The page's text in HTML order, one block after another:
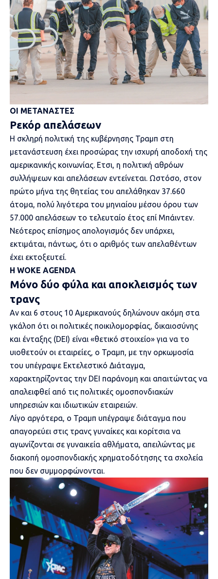
ΟΙ ΜΕΤΑΝΑΣΤΕΣ
Ρεκόρ απελάσεων
Η σκληρή πολιτική της κυβέρνησης Τραμπ στη
μετανάστευση έχει προσώρας την ισχυρή αποδοχή της
αμερικανικής κοινωνίας. Ετσι, η πολιτική αθρόων
συλλήψεων και απελάσεων εντείνεται. Ωστόσο, στον
πρώτο μήνα της θητείας του απελάθηκαν 37.660
άτομα, πολύ λιγότερα του μηνιαίου μέσου όρου των
57.000 απελάσεων το τελευταίο έτος επί Μπάιντεν.
Νεότερος επίσημος απολογισμός δεν υπάρχει,
εκτιμάται, πάντως, ότι ο αριθμός των απελαθέντων
έχει εκτοξευτεί.
Η WOKE AGENDA
Μόνο δύο φύλα και αποκλεισμός των
τρανς
Αν και 6 στους 10 Αμερικανούς δηλώνουν ακόμη στα
γκάλοπ ότι οι πολιτικές ποικιλομορφίας, δικαιοσύνης
και ένταξης (DEI) είναι «θετικό στοιχείο» για να το
υιοθετούν οι εταιρείες, ο Τραμπ, με την ορκωμοσία
του υπέγραψε Εκτελεστικό Διάταγμα,
χαρακτηρίζοντας την DEI παράνομη και απαιτώντας να
απαλειφθεί από τις πολιτικές ομοσπονδιακών
υπηρεσιών και ιδιωτικών εταιρειών.
Λίγο αργότερα, ο Τραμπ υπέγραψε διάταγμα που
απαγορεύει στις τρανς γυναίκες και κορίτσια να
αγωνίζονται σε γυναικεία αθλήματα, απειλώντας με
διακοπή ομοσπονδιακής χρηματοδότησης τα σχολεία
που δεν συμμορφώνονται.